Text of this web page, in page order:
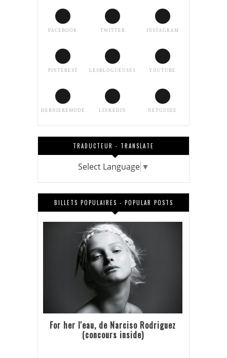
FACEBOOK TWITTER INSTAGRAM
PINTEREST LESBLOGUEUSES YOUTUBE
DERNIEREMODE LINKEDIN NETGUIDE
TRADUCTEUR - TRANSLATE
Select Language ▼
BILLETS POPULAIRES - POPULAR POSTS
For her l'eau, de Narciso Rodriguez
(concours inside)